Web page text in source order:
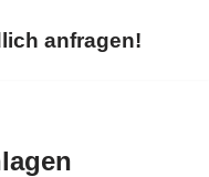
anfragen!